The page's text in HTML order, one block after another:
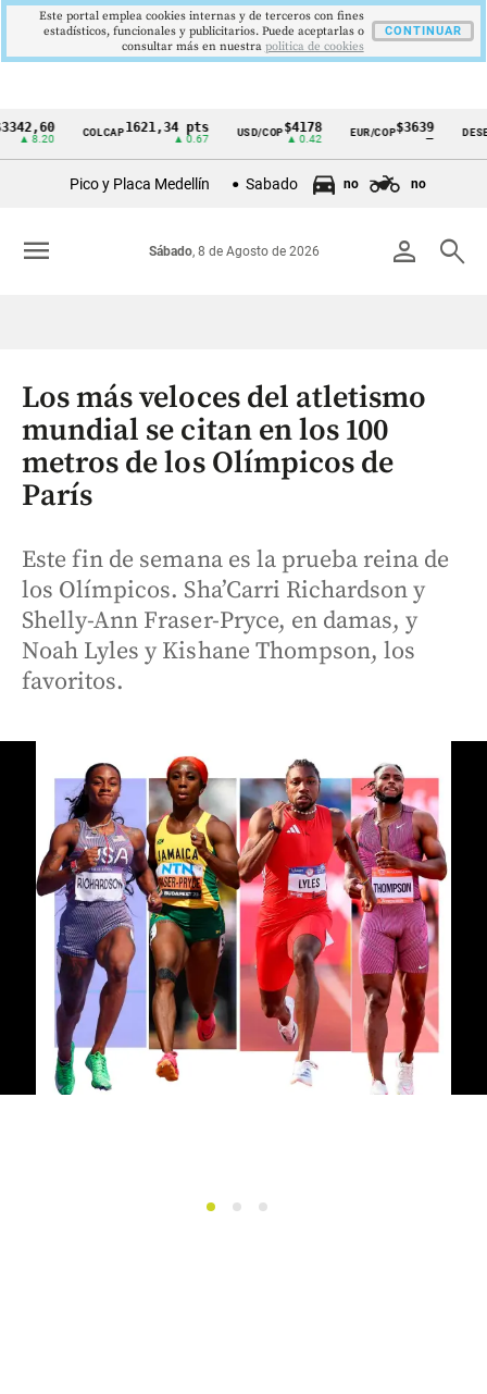
Cintillo
Colombia
COLCAP1621,34 pts USD/COP$4178
▲ 0.42
EUR/COP$3639
—
DESEMPLEO
Pico y Placa Medellín Sabado no no
person search
Sábado, 8 de Agosto de 2026
menu
Los más veloces del atletismo
mundial se citan en los 100
metros de los Olímpicos de
París
Este fin de semana es la prueba reina de
los Olímpicos. Sha’Carri Richardson y
Shelly-Ann Fraser-Pryce, en damas, y
Noah Lyles y Kishane Thompson, los
favoritos.
1 2 3
Este portal emplea cookies internas y de terceros con fines
estadísticos, funcionales y publicitarios. Puede aceptarlas o
consultar más en nuestra politica de cookies
CONTINUAR